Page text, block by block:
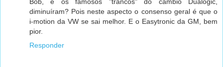
diminuíram? Pois neste aspecto o consenso geral é que o
i-motion da VW se sai melhor. E o Easytronic da GM, bem
pior.
Responder